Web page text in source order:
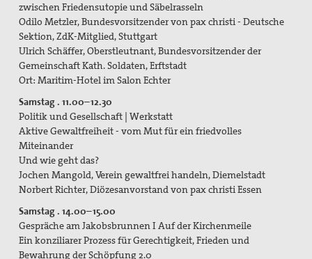
zwischen Friedensutopie und Säbelrasseln
Odilo Metzler, Bundesvorsitzender von pax christi - Deutsche
Sektion, ZdK-Mitglied, Stuttgart
Ulrich Schäffer, Oberstleutnant, Bundesvorsitzender der
Gemeinschaft Kath. Soldaten, Erftstadt
Ort: Maritim-Hotel im Salon Echter
Samstag . 11.00–12.30
Politik und Gesellschaft | Werkstatt
Aktive Gewaltfreiheit - vom Mut für ein friedvolles
Miteinander
Und wie geht das?
Jochen Mangold, Verein gewaltfrei handeln, Diemelstadt
Norbert Richter, Diözesanvorstand von pax christi Essen
Samstag . 14.00–15.00
Gespräche am Jakobsbrunnen I Auf der Kirchenmeile
Ein konziliarer Prozess für Gerechtigkeit, Frieden und
Bewahrung der Schöpfung 2.0